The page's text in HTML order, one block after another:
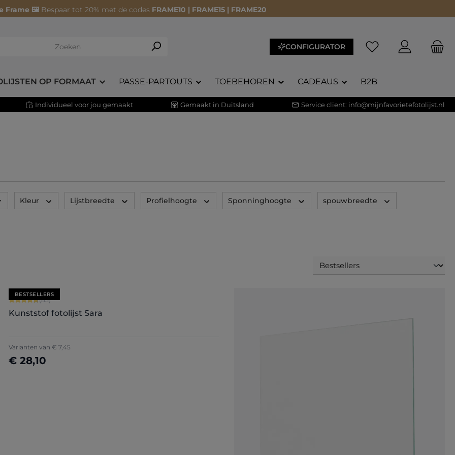
Frame 🖼️ Bespaar tot 20% met de codes FRAME10 | FRAME15 | FRAME20
CONFIGURATOR Je hebt 0 items op
OP FORMAAT PASSE-PARTOUTS TOEBEHOREN CADEAUS B2B
Individueel voor jou gemaakt Gemaakt in Duitsland Service client: info@mijnfavorietefotolijst.nl
Kleur Lijstbreedte Profielhoogte Sponninghoogte spouwbreedte
BESTSELLERS
Gemiddelde waardering van 4.71 van 5 sterren
(85)
Kunststof fotolijst Sara
Varianten van € 7,45
€ 28,10